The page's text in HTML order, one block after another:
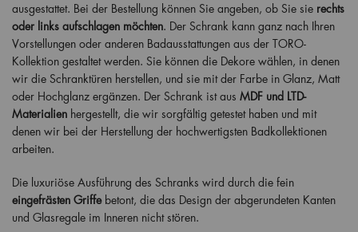
ausgestattet. Bei der Bestellung können Sie angeben, ob Sie sie rechts
oder links aufschlagen möchten. Der Schrank kann ganz nach Ihren
Vorstellungen oder anderen Badausstattungen aus der TORO-
Kollektion gestaltet werden. Sie können die Dekore wählen, in denen
wir die Schranktüren herstellen, und sie mit der Farbe in Glanz, Matt
oder Hochglanz ergänzen. Der Schrank ist aus MDF und LTD-
Materialien hergestellt, die wir sorgfältig getestet haben und mit
denen wir bei der Herstellung der hochwertigsten Badkollektionen
arbeiten.
Die luxuriöse Ausführung des Schranks wird durch die fein
eingefrästen Griffebetont, die das Design der abgerundeten Kanten
und Glasregale im Inneren nicht stören.